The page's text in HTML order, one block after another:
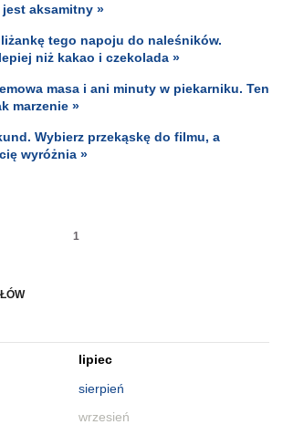
lipiec
sierpień
wrzesień
aksamitny »
tego napoju do naleśników.
niż kakao i czekolada »
masa i ani minuty w piekarniku. Ten
marzenie »
Wybierz przekąskę do filmu, a
wyróżnia »
1